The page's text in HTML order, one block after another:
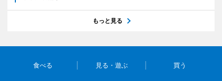
もっと見る
食べる 見る・遊ぶ 買う